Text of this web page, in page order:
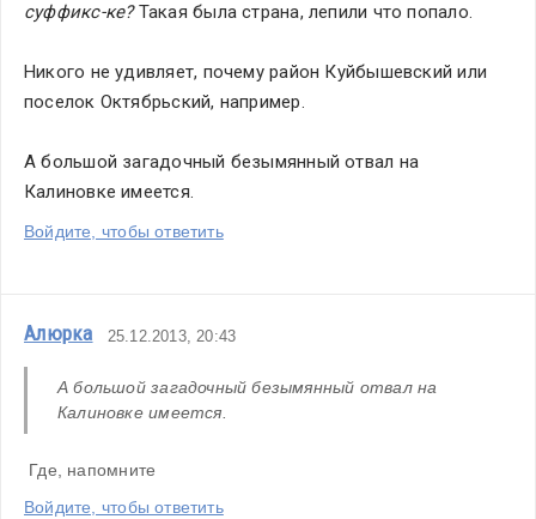
суффикс-ке? Такая была страна, лепили что попало.
Никого не удивляет, почему район Куйбышевский или
поселок Октябрьский, например.
А большой загадочный безымянный отвал на
Калиновке имеется.
Войдите, чтобы ответить
Алюрка 25.12.2013, 20:43
А большой загадочный безымянный отвал на
Калиновке имеется.
Где, напомните
Войдите, чтобы ответить